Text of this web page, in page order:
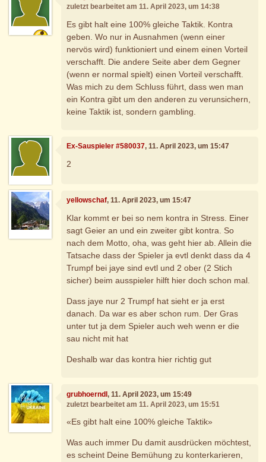
zuletzt bearbeitet am 11. April 2023, um 14:38
Es gibt halt eine 100% gleiche Taktik. Kontra
geben. Wo nur in Ausnahmen (wenn einer
nervös wird) funktioniert und einem einen Vorteil
verschafft. Die andere Seite aber dem Gegner
(wenn er normal spielt) einen Vorteil verschafft.
Was mich zu dem Schluss führt, dass wen man
ein Kontra gibt um den anderen zu verunsichern,
keine Taktik ist, sondern gambling.
Ex-Sauspieler #580037, 11. April 2023, um 15:47
2
yellowschaf, 11. April 2023, um 15:47
Klar kommt er bei so nem kontra in Stress. Einer
sagt Geier an und ein zweiter gibt kontra. So
nach dem Motto, oha, was geht hier ab. Allein die
Tatsache dass der Spieler ja evtl denkt dass da 4
Trumpf bei jaye sind evtl und 2 ober (2 Stich
sicher) beim ausspieler hilft hier doch schon mal.
Dass jaye nur 2 Trumpf hat sieht er ja erst
danach. Da war es aber schon rum. Der Gras
unter tut ja dem Spieler auch weh wenn er die
sau nicht mit hat
Deshalb war das kontra hier richtig gut
grubhoerndl, 11. April 2023, um 15:49
zuletzt bearbeitet am 11. April 2023, um 15:51
«Es gibt halt eine 100% gleiche Taktik»
Was auch immer Du damit ausdrücken möchtest,
es scheint Deine Bemühung zu konterkarieren,